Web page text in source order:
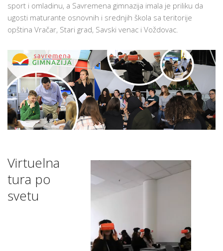
VELIKIH
MATURANATA
sport i omladinu, a Savremena gimnazija imala je priliku da
ugosti maturante osnovnih i srednjih škola sa teritorije
opština Vračar, Stari grad, Savski venac i Voždovac.
Virtuelna
tura po
svetu